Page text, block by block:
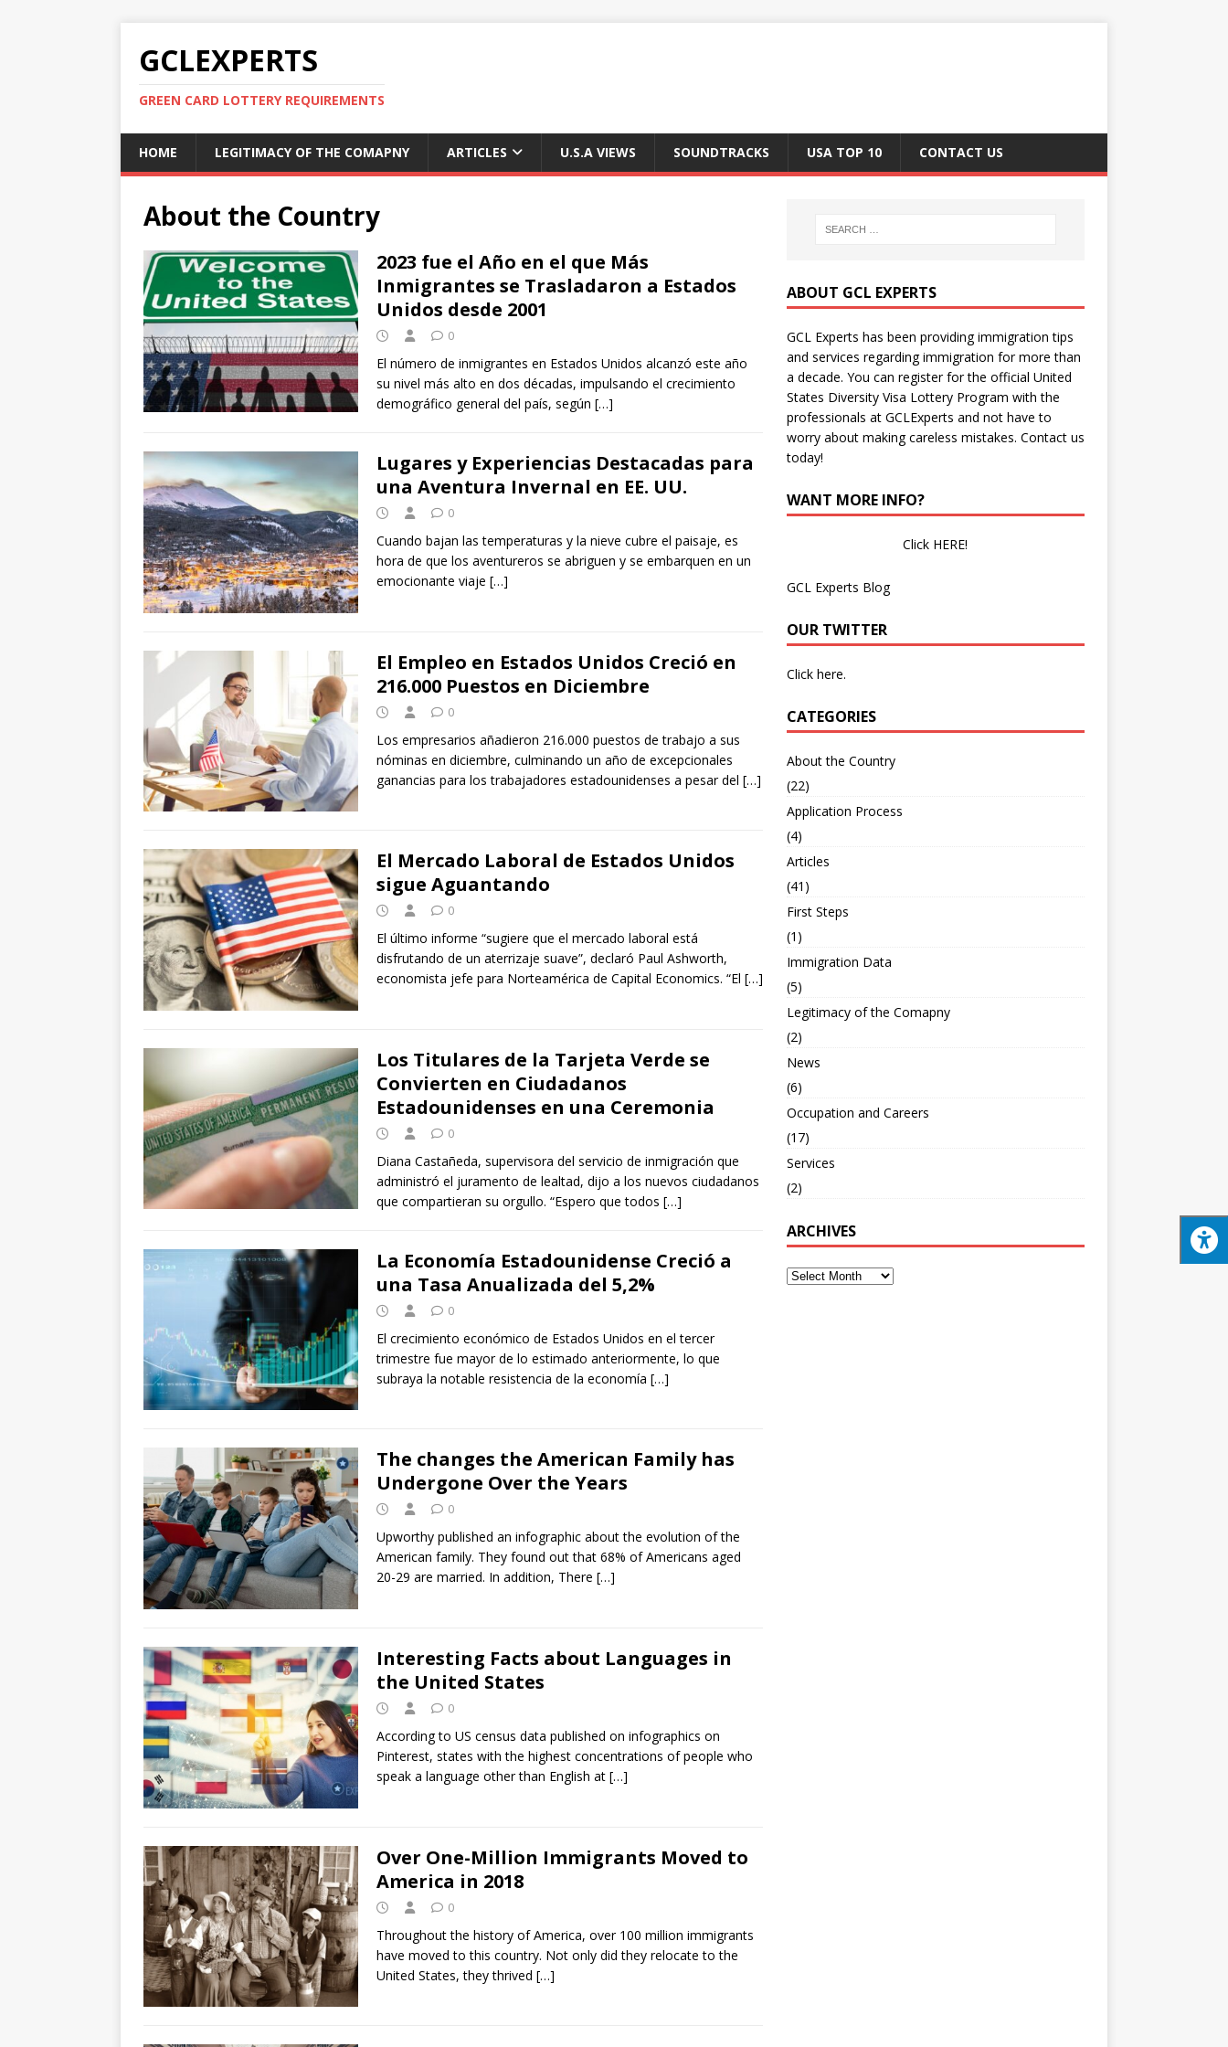
GCLEXPERTS
GREEN CARD LOTTERY REQUIREMENTS
HOME LEGITIMACY OF THE COMAPNY ARTICLES U.S.A VIEWS SOUNDTRACKS USA TOP 10 CONTACT US
About the Country
2023 fue el Año en el que Más
Inmigrantes se Trasladaron a Estados
Unidos desde 2001
0
El número de inmigrantes en Estados Unidos alcanzó este año
su nivel más alto en dos décadas, impulsando el crecimiento
demográfico general del país, según […]
Lugares y Experiencias Destacadas para
una Aventura Invernal en EE. UU.
0
Cuando bajan las temperaturas y la nieve cubre el paisaje, es
hora de que los aventureros se abriguen y se embarquen en un
emocionante viaje […]
El Empleo en Estados Unidos Creció en
216.000 Puestos en Diciembre
0
Los empresarios añadieron 216.000 puestos de trabajo a sus
nóminas en diciembre, culminando un año de excepcionales
ganancias para los trabajadores estadounidenses a pesar del […]
El Mercado Laboral de Estados Unidos
sigue Aguantando
0
El último informe “sugiere que el mercado laboral está
disfrutando de un aterrizaje suave”, declaró Paul Ashworth,
economista jefe para Norteamérica de Capital Economics. “El […]
Los Titulares de la Tarjeta Verde se
Convierten en Ciudadanos
Estadounidenses en una Ceremonia
0
Diana Castañeda, supervisora del servicio de inmigración que
administró el juramento de lealtad, dijo a los nuevos ciudadanos
que compartieran su orgullo. “Espero que todos […]
La Economía Estadounidense Creció a
una Tasa Anualizada del 5,2%
0
El crecimiento económico de Estados Unidos en el tercer
trimestre fue mayor de lo estimado anteriormente, lo que
subraya la notable resistencia de la economía […]
The changes the American Family has
Undergone Over the Years
0
Upworthy published an infographic about the evolution of the
American family. They found out that 68% of Americans aged
20-29 are married. In addition, There […]
Interesting Facts about Languages ​​in
the United States
0
According to US census data published on infographics on
Pinterest, states with the highest concentrations of people who
speak a language other than English at […]
Over One-Million Immigrants Moved to
America in 2018
0
Throughout the history of America, over 100 million immigrants
have moved to this country. Not only did they relocate to the
United States, they thrived […]
ABOUT GCL EXPERTS
GCL Experts has been providing immigration tips
and services regarding immigration for more than
a decade. You can register for the official United
States Diversity Visa Lottery Program with the
professionals at GCLExperts and not have to
worry about making careless mistakes. Contact us
today!
WANT MORE INFO?
Click HERE!
GCL Experts Blog
OUR TWITTER
Click here.
CATEGORIES
About the Country
(22)
Application Process
(4)
Articles
(41)
First Steps
(1)
Immigration Data
(5)
Legitimacy of the Comapny
(2)
News
(6)
Occupation and Careers
(17)
Services
(2)
ARCHIVES